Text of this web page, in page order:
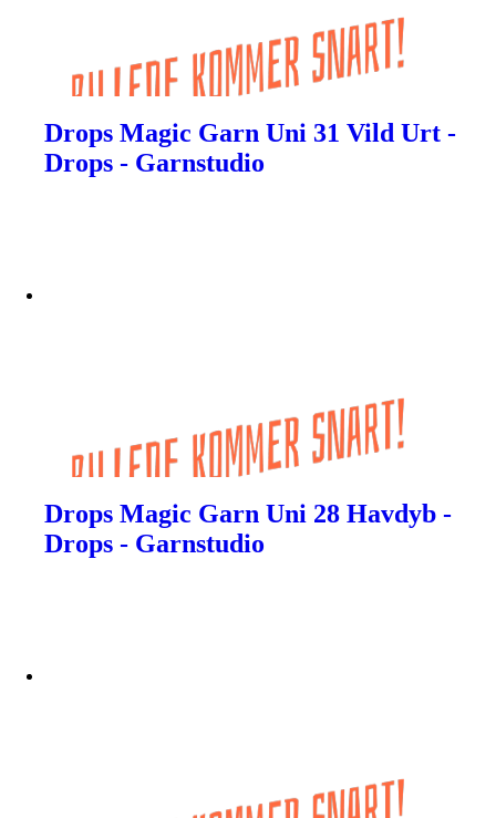
Drops Magic Garn Uni 31 Vild Urt -
Drops - Garnstudio
Drops Magic Garn Uni 28 Havdyb -
Drops - Garnstudio